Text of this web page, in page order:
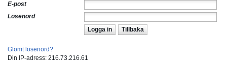
E-post
Lösenord
Logga in
Tillbaka
Glömt lösenord?
Din IP-adress: 216.73.216.61